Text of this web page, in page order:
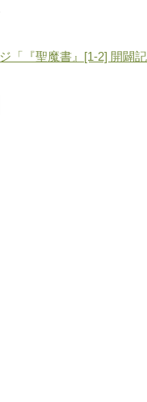
「『聖魔書』[1-2] 開闢